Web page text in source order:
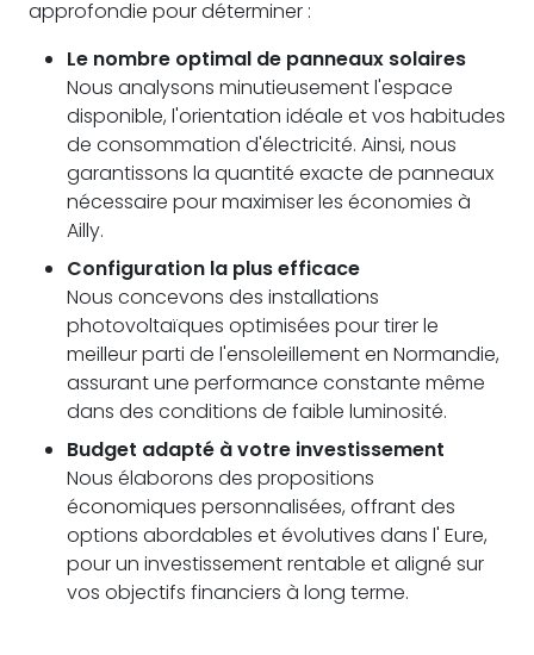
approfondie pour déterminer :
Le nombre optimal de panneaux solaires
Nous analysons minutieusement l'espace
disponible, l'orientation idéale et vos habitudes
de consommation d'électricité. Ainsi, nous
garantissons la quantité exacte de panneaux
nécessaire pour maximiser les économies à
Ailly.
Configuration la plus efficace
Nous concevons des installations
photovoltaïques optimisées pour tirer le
meilleur parti de l'ensoleillement en Normandie,
assurant une performance constante même
dans des conditions de faible luminosité.
Budget adapté à votre investissement
Nous élaborons des propositions
économiques personnalisées, offrant des
options abordables et évolutives dans l' Eure,
pour un investissement rentable et aligné sur
vos objectifs financiers à long terme.